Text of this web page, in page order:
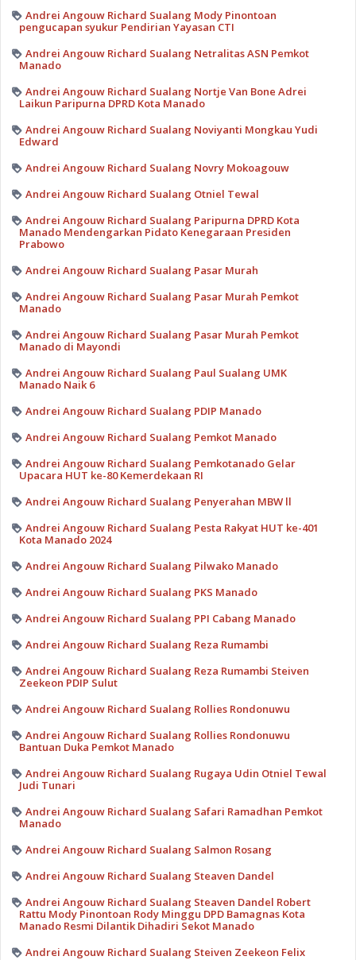
Andrei Angouw Richard Sualang Mody Pinontoan
pengucapan syukur Pendirian Yayasan CTI
Andrei Angouw Richard Sualang Netralitas ASN Pemkot
Manado
Andrei Angouw Richard Sualang Nortje Van Bone Adrei
Laikun Paripurna DPRD Kota Manado
Andrei Angouw Richard Sualang Noviyanti Mongkau Yudi
Edward
Andrei Angouw Richard Sualang Novry Mokoagouw
Andrei Angouw Richard Sualang Otniel Tewal
Andrei Angouw Richard Sualang Paripurna DPRD Kota
Manado Mendengarkan Pidato Kenegaraan Presiden
Prabowo
Andrei Angouw Richard Sualang Pasar Murah
Andrei Angouw Richard Sualang Pasar Murah Pemkot
Manado
Andrei Angouw Richard Sualang Pasar Murah Pemkot
Manado di Mayondi
Andrei Angouw Richard Sualang Paul Sualang UMK
Manado Naik 6
Andrei Angouw Richard Sualang PDIP Manado
Andrei Angouw Richard Sualang Pemkot Manado
Andrei Angouw Richard Sualang Pemkotanado Gelar
Upacara HUT ke-80 Kemerdekaan RI
Andrei Angouw Richard Sualang Penyerahan MBW ll
Andrei Angouw Richard Sualang Pesta Rakyat HUT ke-401
Kota Manado 2024
Andrei Angouw Richard Sualang Pilwako Manado
Andrei Angouw Richard Sualang PKS Manado
Andrei Angouw Richard Sualang PPI Cabang Manado
Andrei Angouw Richard Sualang Reza Rumambi
Andrei Angouw Richard Sualang Reza Rumambi Steiven
Zeekeon PDIP Sulut
Andrei Angouw Richard Sualang Rollies Rondonuwu
Andrei Angouw Richard Sualang Rollies Rondonuwu
Bantuan Duka Pemkot Manado
Andrei Angouw Richard Sualang Rugaya Udin Otniel Tewal
Judi Tunari
Andrei Angouw Richard Sualang Safari Ramadhan Pemkot
Manado
Andrei Angouw Richard Sualang Salmon Rosang
Andrei Angouw Richard Sualang Steaven Dandel
Andrei Angouw Richard Sualang Steaven Dandel Robert
Rattu Mody Pinontoan Rody Minggu DPD Bamagnas Kota
Manado Resmi Dilantik Dihadiri Sekot Manado
Andrei Angouw Richard Sualang Steiven Zeekeon Felix